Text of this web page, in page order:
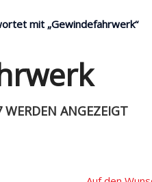
mit „Gewindefahrwerk“
WERDEN ANGEZEIGT